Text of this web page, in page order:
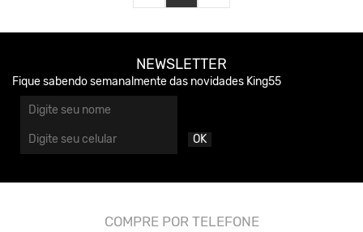
NEWSLETTER
Fique sabendo semanalmente das novidades King55
OK
COMPRE POR TELEFONE